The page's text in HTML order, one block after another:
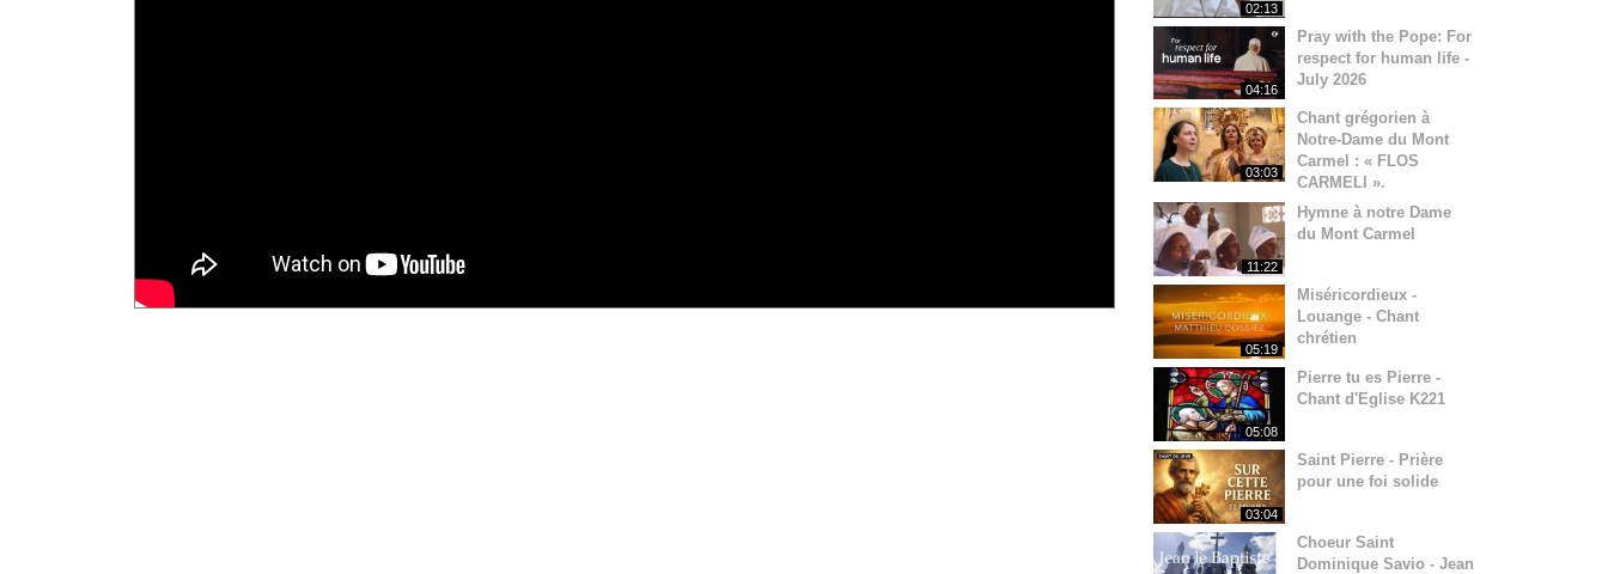
02:13
04:16
Pray with the Pope: For
respect for human life -
July 2026
03:03
Chant grégorien à
Notre-Dame du Mont
Carmel : « FLOS
CARMELI ».
11:22
Hymne à notre Dame
du Mont Carmel
05:19
Miséricordieux -
Louange - Chant
chrétien
05:08
Pierre tu es Pierre -
Chant d'Eglise K221
03:04
Saint Pierre - Prière
pour une foi solide
Choeur Saint
Dominique Savio - Jean